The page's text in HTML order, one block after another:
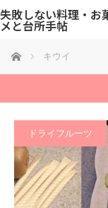
失敗しない料理・お
メと台所手帖
ホーム キウイ
ドライフルーツ